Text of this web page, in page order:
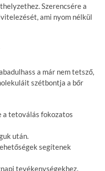
Szerencsére a
ami nyom nélkül
a már nem tetsző,
szétbontja a bőr
a tetoválás fokozatos
után.
segítenek
tevékenységekhez.